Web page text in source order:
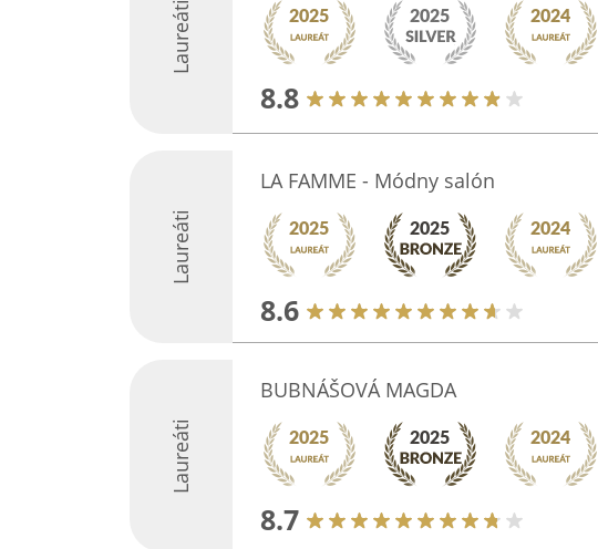
Laureáti
8.8
Laureáti
LA FAMME - Módny salón
8.6
Laureáti
BUBNÁŠOVÁ MAGDA
8.7